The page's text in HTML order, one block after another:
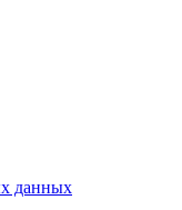
данных